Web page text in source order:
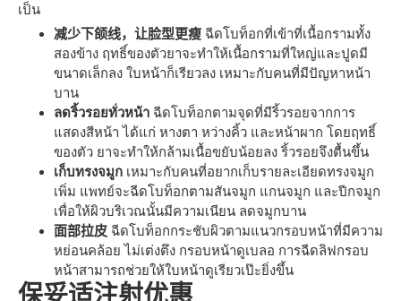
เป็น
减少下颌线，让脸型更瘦 ฉีดโบท็อกที่เข้าที่เนื้อกรามทั้ง
สองข้าง ฤทธิ์ของตัวยาจะทำให้เนื้อกรามที่ใหญ่และปูดมี
ขนาดเล็กลง ใบหน้าก็เรียวลง เหมาะกับคนที่มีปัญหาหน้า
บาน
ลดริ้วรอยทั่วหน้า ฉีดโบท็อกตามจุดที่มีริ้วรอยจากการ
แสดงสีหน้า ได้แก่ หางตา หว่างคิ้ว และหน้าผาก โดยฤทธิ์
ของตัว ยาจะทำให้กล้ามเนื้อขยับน้อยลง ริ้วรอยจึงตื้นขึ้น
เก็บทรงจมูก เหมาะกับคนที่อยากเก็บรายละเอียดทรงจมูก
เพิ่ม แพทย์จะฉีดโบท็อกตามสันจมูก แกนจมูก และปีกจมูก
เพื่อให้ผิวบริเวณนั้นมีความเนียน ลดจมูกบาน
面部拉皮 ฉีดโบท็อกกระชับผิวตามแนวกรอบหน้าที่มีความ
หย่อนคล้อย ไม่เต่งตึง กรอบหน้าดูเบลอ การฉีดลิฟกรอบ
หน้าสามารถช่วยให้ใบหน้าดูเรียวเป๊ะยิ่งขึ้น